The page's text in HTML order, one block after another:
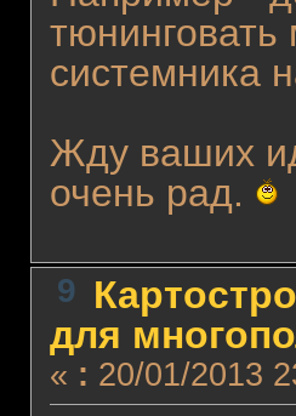
системника
Жду ваших
очень рад.
9
для
« : 20/01/2013